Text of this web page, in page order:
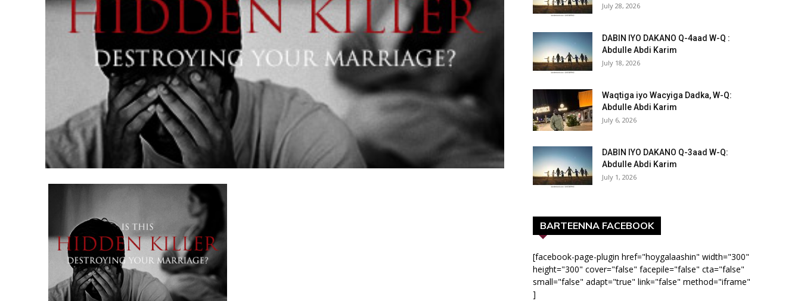
July 28, 2026
DABIN IYO DAKANO Q-4aad W-Q :
Abdulle Abdi Karim
July 18, 2026
Waqtiga iyo Wacyiga Dadka, W-Q:
Abdulle Abdi Karim
July 6, 2026
DABIN IYO DAKANO Q-3aad W-Q:
Abdulle Abdi Karim
July 1, 2026
BARTEENNA FACEBOOK
[facebook-page-plugin href="hoygalaashin" width="300"
height="300" cover="false" facepile="false" cta="false"
small="false" adapt="true" link="false" method="iframe"
]